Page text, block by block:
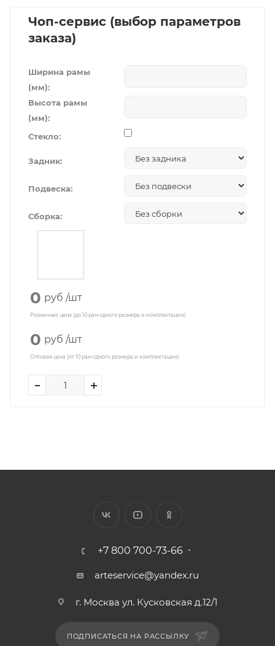
Чоп-сервис (выбор параметров
заказа)
Ширина рамы
(мм):
Высота рамы
(мм):
Стекло:
Задник:
Подвеска:
Сборка:
0 руб /шт
Розничная цена (до 10 рам одного размера и комплектации)
0 руб /шт
Оптовая цена (от 10 рам одного размера и комплектации)
+7 800 700-73-66
arteservice@yandex.ru
г. Москва ул. Кусковская д.12/1
ПОДПИСАТЬСЯ НА РАССЫЛКУ